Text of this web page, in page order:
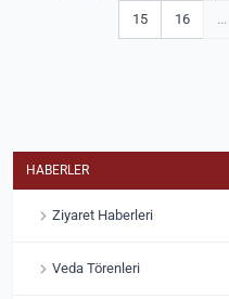
15 16 ...
HABERLER
Ziyaret Haberleri
Veda Törenleri